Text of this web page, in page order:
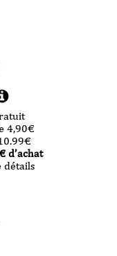
4,90€
€
d’achat
détails